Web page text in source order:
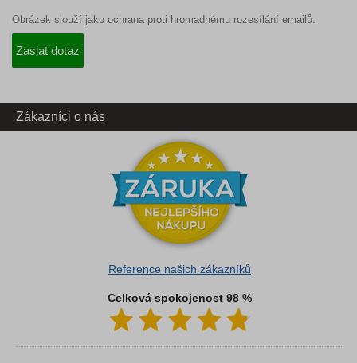
Obrázek slouží jako ochrana proti hromadnému rozesílání emailů.
Zákazníci o nás
Reference našich zákazníků
Celková spokojenost 98 %